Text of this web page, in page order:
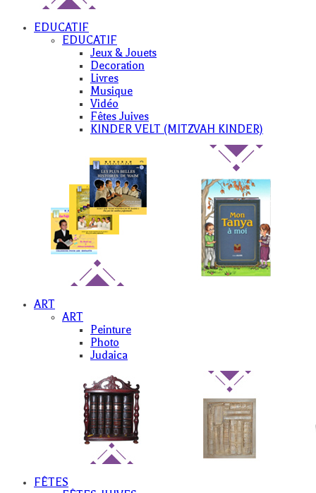
EDUCATIF
EDUCATIF
Jeux & Jouets
Decoration
Livres
Musique
Vidéo
Fêtes Juives
KINDER VELT (MITZVAH KINDER)
ART
ART
Peinture
Photo
Judaica
FÊTES